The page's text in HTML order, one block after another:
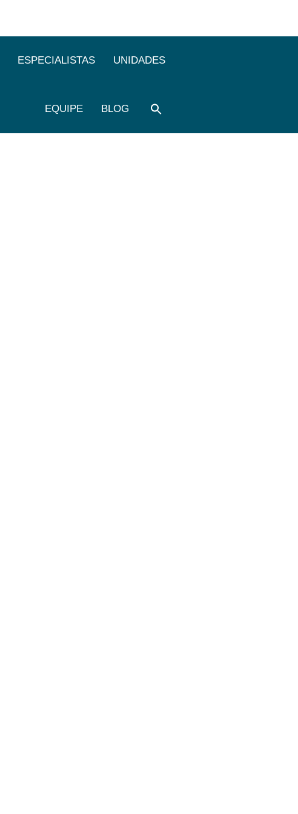
ESPECIALISTAS UNIDADES
EQUIPE BLOG